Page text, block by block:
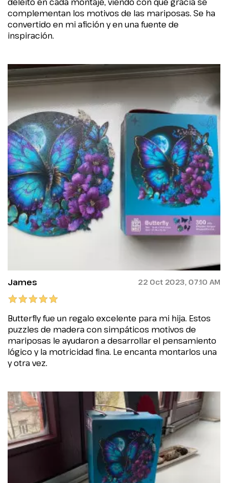
complementan los motivos de las mariposas. Se ha
convertido en mi afición y en una fuente de
inspiración.
James 22 Oct 2023, 07:10 AM
Butterfly fue un regalo excelente para mi hija. Estos
puzzles de madera con simpáticos motivos de
mariposas le ayudaron a desarrollar el pensamiento
lógico y la motricidad fina. Le encanta montarlos una
y otra vez.